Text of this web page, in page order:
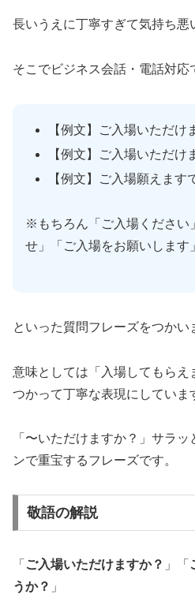
長いうえに丁寧すぎて気持ち悪
そこでビジネス会話・電話対
【例文】ご入場いただけ
【例文】ご入場いただけ
【例文】ご入場願えます
※もちろん「ご入場ください
せ」「ご入場をお願いします
といった質問フレーズをつかい
意味としては「入場してもらえ
つかって丁寧な表現にしていま
「〜いただけますか？」サラ
ンで重宝するフレーズです。
敬語の解説
「 ご入場いただけますか？ 」「
うか？ 」